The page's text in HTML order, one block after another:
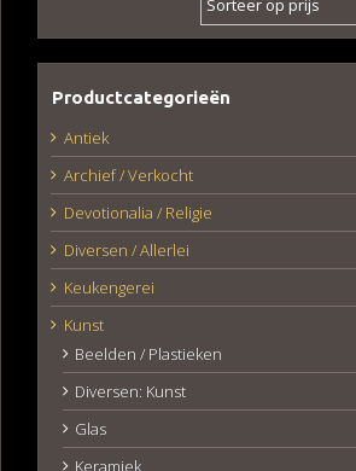
Productcategorieën
Antiek
Archief / Verkocht
Devotionalia / Religie
Diversen / Allerlei
Keukengerei
Kunst
Beelden / Plastieken
Diversen: Kunst
Glas
Keramiek